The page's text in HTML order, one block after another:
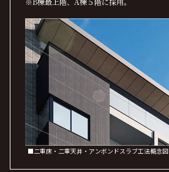
■二重床・二重天井・アンボンドスラブ工法概念図